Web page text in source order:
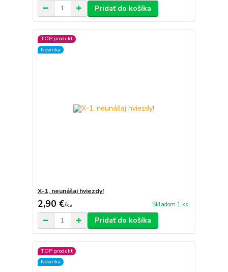
Pridať do košíka
TOP produkt
Novinka
X-1, neunášaj hviezdy!
2,90 €/ks Skladom 1 ks
Pridať do košíka
TOP produkt
Novinka